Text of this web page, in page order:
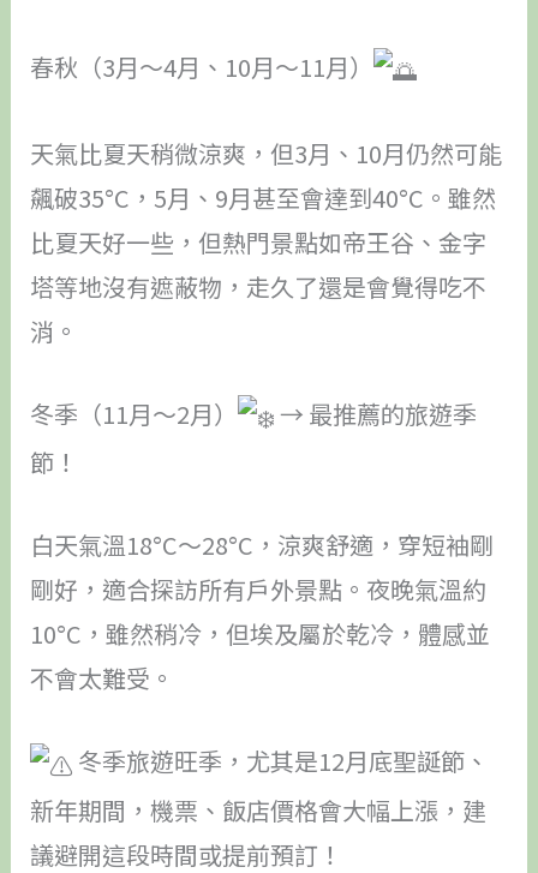
春秋（3月～4月、10月～11月）
天氣比夏天稍微涼爽，但3月、10月仍然可能
飆破35°C，5月、9月甚至會達到40°C。雖然
比夏天好一些，但熱門景點如帝王谷、金字
塔等地沒有遮蔽物，走久了還是會覺得吃不
消。
冬季（11月～2月）
→ 最推薦的旅遊季
節！
白天氣溫18°C～28°C，涼爽舒適，穿短袖剛
剛好，適合探訪所有戶外景點。夜晚氣溫約
10°C，雖然稍冷，但埃及屬於乾冷，體感並
不會太難受。
冬季旅遊旺季，尤其是12月底聖誕節、
新年期間，機票、飯店價格會大幅上漲，建
議避開這段時間或提前預訂！